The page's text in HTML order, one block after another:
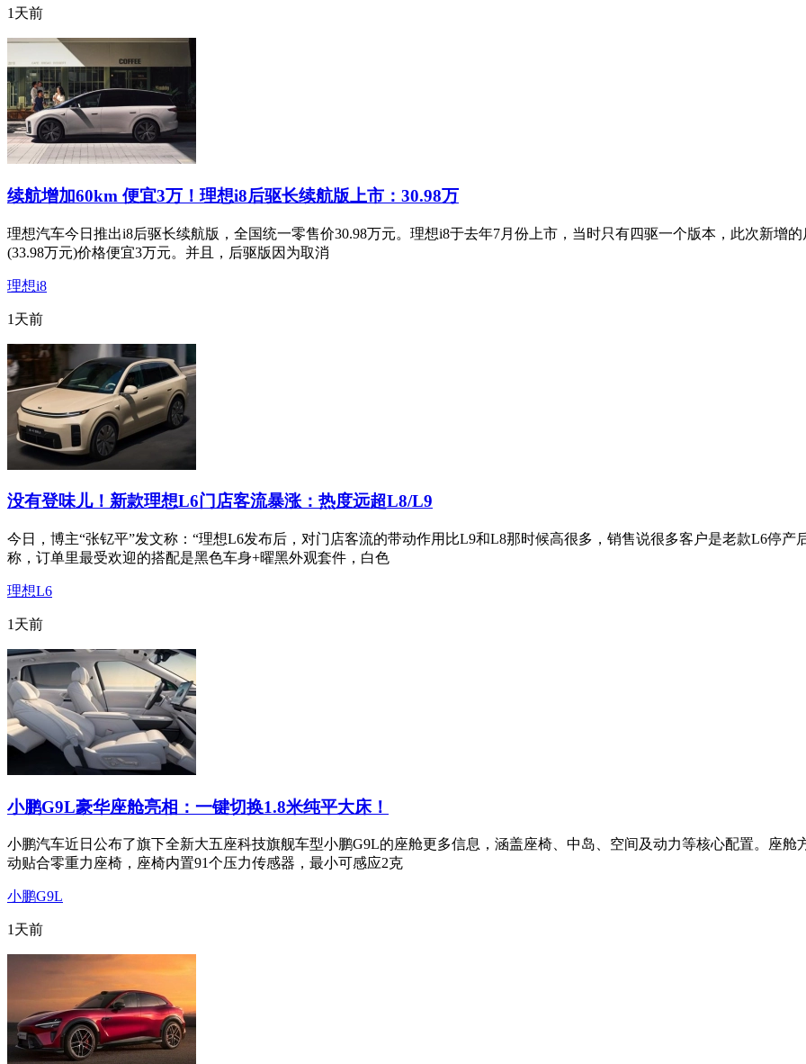
1天前
续航增加60km 便宜3万！理想i8后驱长续航版上市：30.98万
理想汽车今日推出i8后驱长续航版，全国统一零售价30.98万元。理想i8于去年7月份上市，当时只有四驱一个版本，此次新增
(33.98万元)价格便宜3万元。并且，后驱版因为取消
理想i8
1天前
没有登味儿！新款理想L6门店客流暴涨：热度远超L8/L9
今日，博主“张钇平”发文称：“理想L6发布后，对门店客流的带动作用比L9和L8那时候高很多，销售说很多客户是老款L6停产
称，订单里最受欢迎的搭配是黑色车身+曜黑外观套件，白色
理想L6
1天前
小鹏G9L豪华座舱亮相：一键切换1.8米纯平大床！
小鹏汽车近日公布了旗下全新大五座科技旗舰车型小鹏G9L的座舱更多信息，涵盖座椅、中岛、空间及动力等核心配置。座舱
动贴合零重力座椅，座椅内置91个压力传感器，最小可感应2克
小鹏G9L
1天前